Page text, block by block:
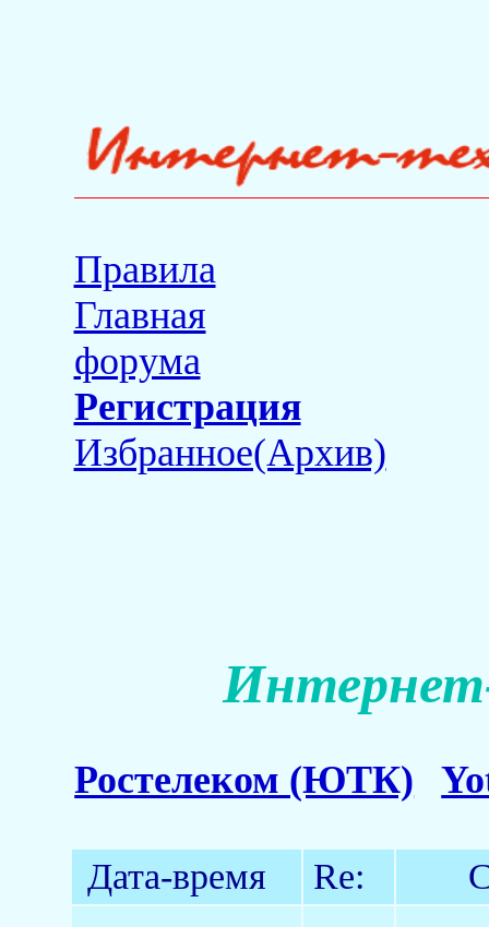
Правила
Главная
форума
Регистрация
Избранное(Архив)
Ростелеком (ЮТК)
Дата-время Re: